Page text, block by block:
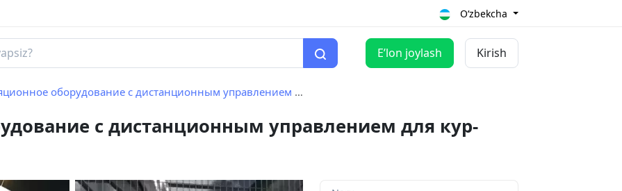
O‘zbekcha
Eʼlon joylash Kirish
оборудование с дистанционным управлением для кур-несушек
с дистанционным управлением для кур-